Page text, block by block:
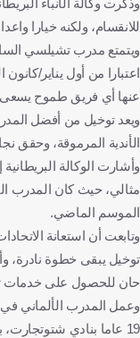
وذكرت وكالة الأنباء
للانقسام، ولكنه خيارا
ويتمتع مدرب تشيلسي
اعتبارا من أول يناير/
عنها أي فريق طموح يسعى
ويعد توخيل من أفضل
الأندية المرموقة، وحقق
مثالي، حيث كان المدرب
الموسم الماضي.
وتابعت أن استعانة
توخيل يبقى خطوة نادرة،
حان للحصول على خدمات
وعمل المدرب الألماني في
19 عاما بنادي